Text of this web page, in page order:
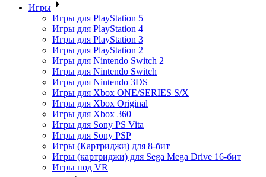
Игры
Игры для PlayStation 5
Игры для PlayStation 4
Игры для PlayStation 3
Игры для PlayStation 2
Игры для Nintendo Switch 2
Игры для Nintendo Switch
Игры для Nintendo 3DS
Игры для Xbox ONE/SERIES S/X
Игры для Xbox Original
Игры для Xbox 360
Игры для Sony PS Vita
Игры для Sony PSP
Игры (Картриджи) для 8-бит
Игры (картриджи) для Sega Mega Drive 16-бит
Игры под VR